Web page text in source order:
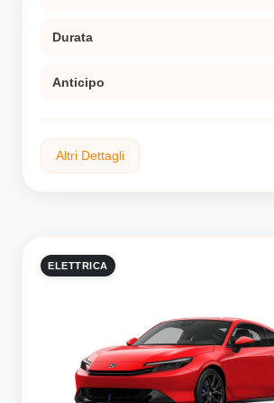
Durata
Anticipo
Altri Dettagli
ELETTRICA